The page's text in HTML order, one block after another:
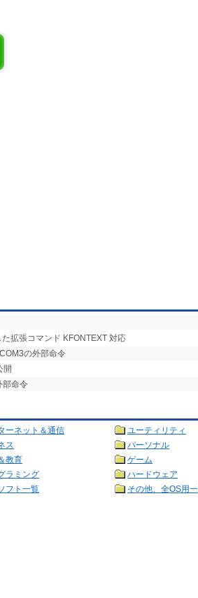
拡張コマンド KFONTEXT 対応
の外部命令
開
部命令
ーネット＆通信
ユーティリティ
ス
パーソナル
教育
ゲーム
ラミング
ハードウェア
フト一覧 その他、全OS用